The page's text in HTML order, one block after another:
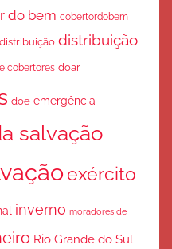
do bem cobertordobem
distribuição distribuição
cobertores doar
doe emergência
salvação
exército
inverno moradores de
Rio Grande do Sul